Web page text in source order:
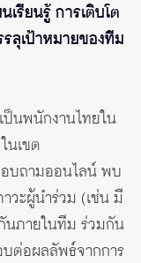
รียนรู้ การเติบโต
ลุเป้าหมายของทีม
ป็นพนักงานไทยใน
นเขต
บถามออนไลน์ พบ
วะผู้นำร่วม (เช่น มี
นภายในทีม ร่วมกัน
บต่อผลลัพธ์จากการ